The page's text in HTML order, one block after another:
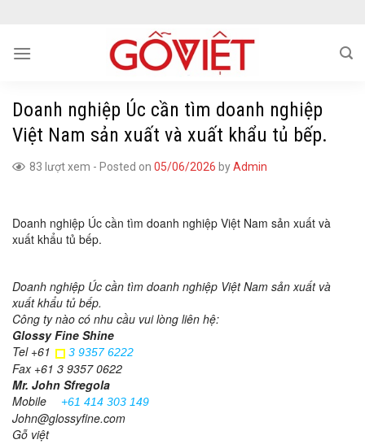
content
Doanh nghiệp Úc cần tìm doanh nghiệp
Việt Nam sản xuất và xuất khẩu tủ bếp.
83 lượt xem - Posted on 05/06/2026 byAdmin
Doanh nghiệp Úc cần tìm doanh nghiệp Việt Nam sản xuất và
xuất khẩu tủ bếp.
Doanh nghiệp Úc cần tìm doanh nghiệp Việt Nam sản xuất và
xuất khẩu tủ bếp.
Công ty nào có nhu cầu vui lòng liên hệ:
Glossy Fine Shine
Tel +61
3 9357 6222
Fax +61 3 9357 0622
Mr. John Sfregola
Mobile
+61 414 303 149
John@glossyfine.com
Gỗ việt